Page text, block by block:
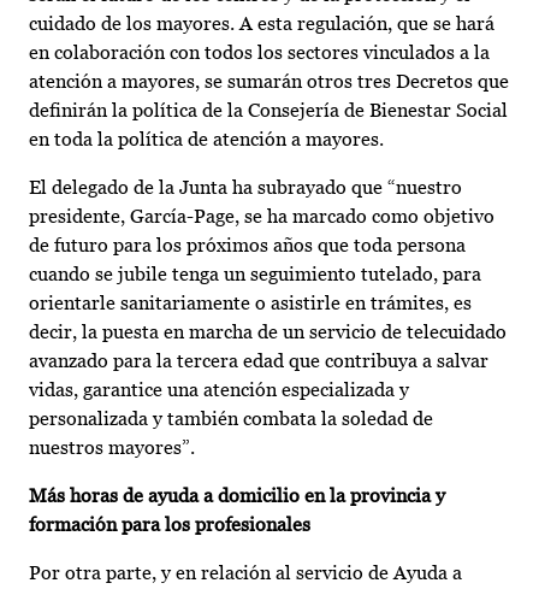
cuidado de los mayores. A esta regulación, que se hará
en colaboración con todos los sectores vinculados a la
atención a mayores, se sumarán otros tres Decretos que
definirán la política de la Consejería de Bienestar Social
en toda la política de atención a mayores.
El delegado de la Junta ha subrayado que “nuestro
presidente, García-Page, se ha marcado como objetivo
de futuro para los próximos años que toda persona
cuando se jubile tenga un seguimiento tutelado, para
orientarle sanitariamente o asistirle en trámites, es
decir, la puesta en marcha de un servicio de telecuidado
avanzado para la tercera edad que contribuya a salvar
vidas, garantice una atención especializada y
personalizada y también combata la soledad de
nuestros mayores”.
Más horas de ayuda a domicilio en la provincia y
formación para los profesionales
Por otra parte, y en relación al servicio de Ayuda a